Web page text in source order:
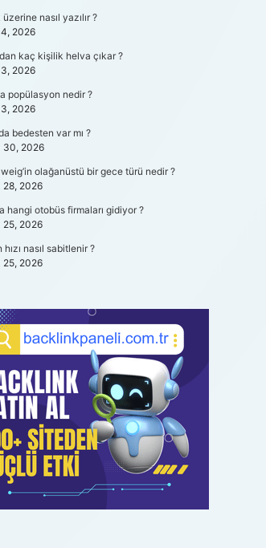
nasıl yazılır ?
2026
kaç kişilik helva çıkar ?
2026
popülasyon nedir ?
2026
bedesten var mı ?
30, 2026
olağanüstü bir gece türü nedir ?
28, 2026
hangi otobüs firmaları gidiyor ?
25, 2026
hızı nasıl sabitlenir ?
25, 2026